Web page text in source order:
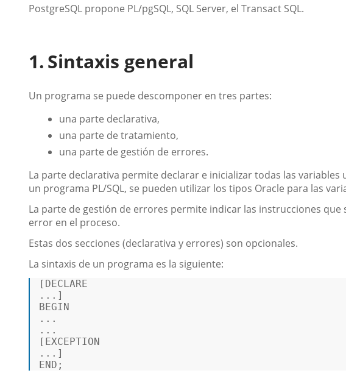
PostgreSQL propone PL/pgSQL, SQL Server, el Transact SQL.
Sintaxis general
Un programa se puede descomponer en tres partes:
una parte declarativa,
una parte de tratamiento,
una parte de gestión de errores.
La parte declarativa permite declarar e inicializar todas las
un programa PL/SQL, se pueden utilizar los tipos Oracle para las
La parte de gestión de errores permite indicar las instrucciones
error en el proceso.
Estas dos secciones (declarativa y errores) son opcionales.
La sintaxis de un programa es la siguiente:
[ DECLARE
BEGIN
...
...
[EXCEPTION
END ;